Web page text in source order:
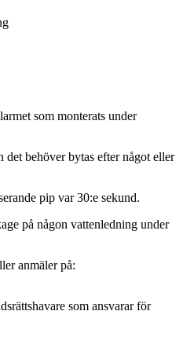
som monterats under
behöver bytas efter något eller
pip var 30:e sekund.
på någon vattenledning under
anmäler på:
som ansvarar för